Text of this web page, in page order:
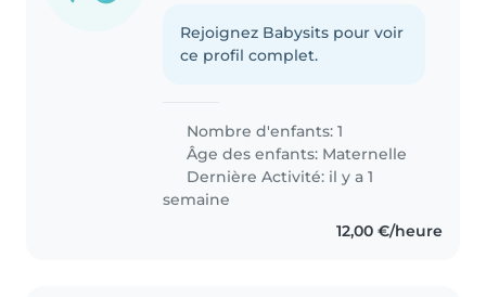
Rejoignez Babysits pour voir
ce profil complet.
Nombre d'enfants: 1
Âge des enfants: Maternelle
Dernière Activité: il y a 1
semaine
12,00 €/heure